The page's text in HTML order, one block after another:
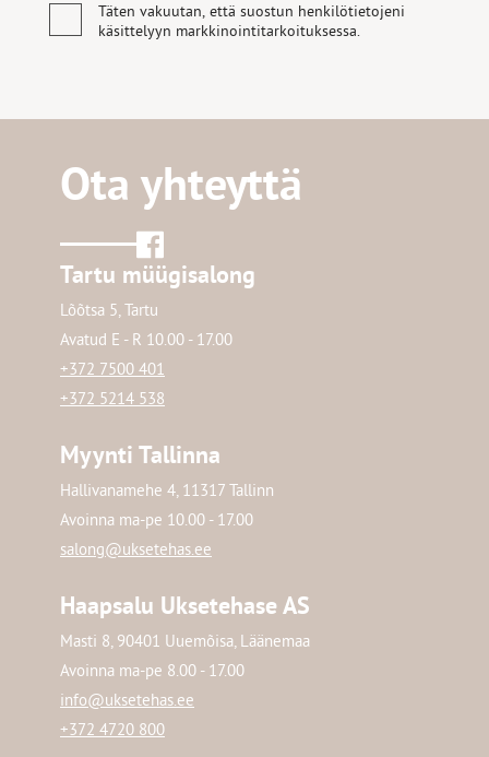
Täten vakuutan, että suostun henkilötietojeni
käsittelyyn markkinointitarkoituksessa.
Ota yhteyttä
Tartu müügisalong
Lõõtsa 5, Tartu
Avatud E - R 10.00 - 17.00
+372 7500 401
+372 5214 538
Myynti Tallinna
Hallivanamehe 4, 11317 Tallinn
Avoinna ma-pe 10.00 - 17.00
salong@uksetehas.ee
Haapsalu Uksetehase AS
Masti 8, 90401 Uuemõisa, Läänemaa
Avoinna ma-pe 8.00 - 17.00
info@uksetehas.ee
+372 4720 800